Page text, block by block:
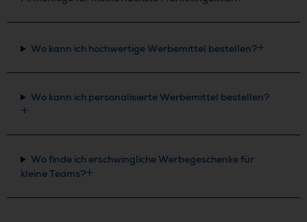
Wo kann ich hochwertige Werbemittel bestellen?
Wo kann ich personalisierte Werbemittel bestellen?
Wo finde ich erschwingliche Werbegeschenke für
kleine Teams?